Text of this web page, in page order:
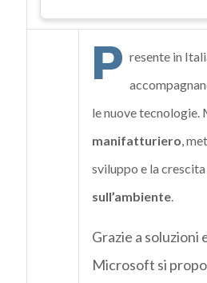
P resente in
le nuove tecnologie.
manifatturiero,
sviluppo e la
sull’ambiente.
Grazie a
Microsoft si